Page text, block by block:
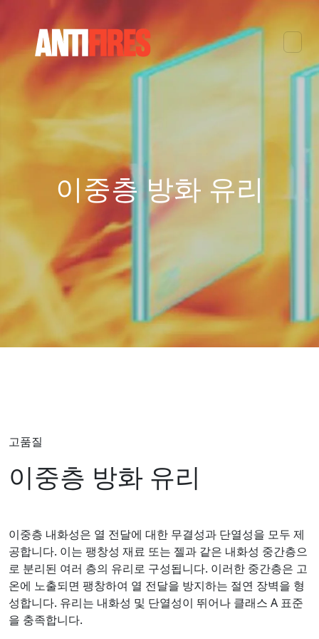
이중층 방화 유리
고품질
이중층 방화 유리
이중층 내화성은 열 전달에 대한 무결성과 단열성을 모두 제
공합니다. 이는 팽창성 재료 또는 젤과 같은 내화성 중간층으
로 분리된 여러 층의 유리로 구성됩니다. 이러한 중간층은 고
온에 노출되면 팽창하여 열 전달을 방지하는 절연 장벽을 형
성합니다. 유리는 내화성 및 단열성이 뛰어나 클래스 A 표준
을 충족합니다.